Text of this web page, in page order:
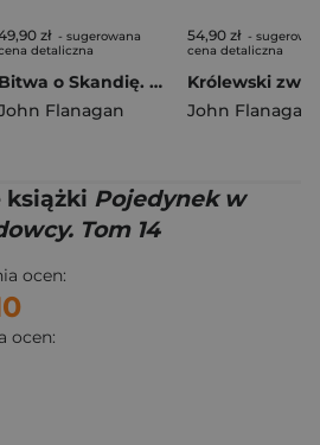
zł - sugerowana
detaliczna
Bitwa o Skandię. Zwiadowcy. Tom 4
Flanagan
54,90 zł -
cena detaliczna
John Flanagan
książki Pojedynek w
Tom 14
ocen:
ocen: